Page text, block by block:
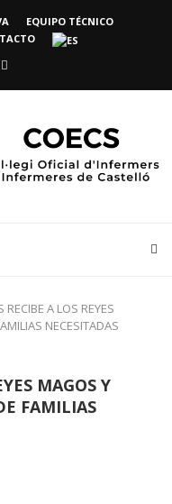
EQUIPO TÉCNICO
RECIBE A LOS REYES
NECESITADAS
MAGOS Y
FAMILIAS